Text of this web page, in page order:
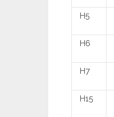
H5
H6
H7
H15